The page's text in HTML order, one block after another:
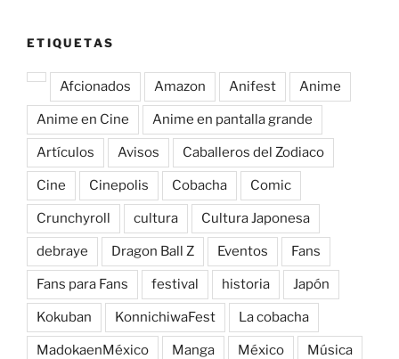
ETIQUETAS
Afcionados Amazon Anifest Anime
Anime en Cine Anime en pantalla grande
Artículos Avisos Caballeros del Zodiaco
Cine Cinepolis Cobacha Comic
Crunchyroll cultura Cultura Japonesa
debraye Dragon Ball Z Eventos Fans
Fans para Fans festival historia Japón
Kokuban KonnichiwaFest La cobacha
MadokaenMéxico Manga México Música